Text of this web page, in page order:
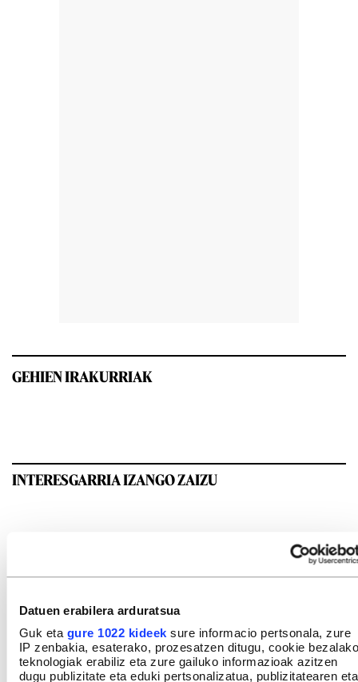
Datuen erabilera arduratsua
Guk eta gure 1022 kideek sure informacio pertsonala, zure
IP zenbakia, esaterako, prozesatzen ditugu, cookie bezalako
teknologiak erabiliz eta zure gailuko informazioak azitzen
dugu publizitate eta eduki pertsonalizatua, publizitatearen eta
GEHIEN IRAKURRIAK
INTERESGARRIA IZANGO ZAIZU